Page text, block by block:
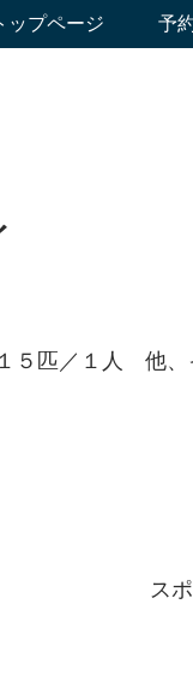
ップページ 予
５匹／１人 他、
ス